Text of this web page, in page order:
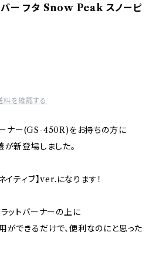
バー フタ Snow Peak スノーピ
料を確認する
ナー(GS-450R)をお持ちの方に
新登場しました。
イティブ】ver.になります！
ットバーナーの上に
ができるだけで、便利なのにと思った